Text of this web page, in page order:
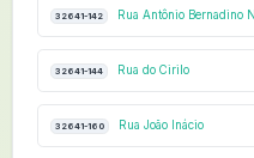
32641-142 Rua Antônio Bernadino
32641-144 Rua do Cirilo
32641-160 Rua João Inácio